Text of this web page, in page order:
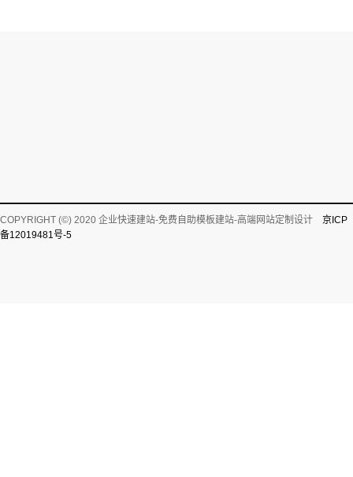
COPYRIGHT (©) 2020 企业快速建站-免费自助模板建站-高端网站定制设计
京ICP
备12019481号-5